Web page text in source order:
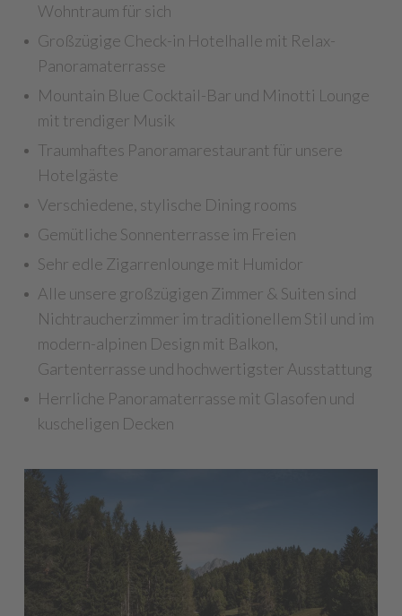
Wohntraum für sich
Großzügige Check-in Hotelhalle mit Relax-
Panoramaterrasse
Mountain Blue Cocktail-Bar und Minotti Lounge
mit trendiger Musik
Traumhaftes Panoramarestaurant für unsere
Hotelgäste
Verschiedene, stylische Dining rooms
Gemütliche Sonnenterrasse im Freien
Sehr edle Zigarrenlounge mit Humidor
Alle unsere großzügigen Zimmer & Suiten sind
Nichtraucherzimmer im traditionellem Stil und im
modern-alpinen Design mit Balkon,
Gartenterrasse und hochwertigster Ausstattung
Herrliche Panoramaterrasse mit Glasofen und
kuscheligen Decken